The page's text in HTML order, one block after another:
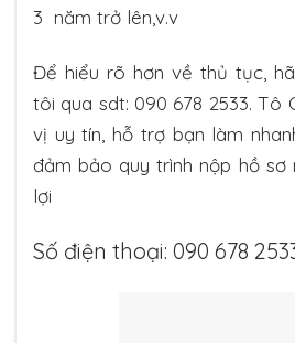
3 năm trở lên,v.v
Để hiểu rõ hơn về thủ tục,
tôi qua sdt: 090 678 2533. Tô
vị uy tín, hỗ trợ bạn làm
đảm bảo quy trình nộp hồ sơ
lợi
Số điện thoại: 090 678